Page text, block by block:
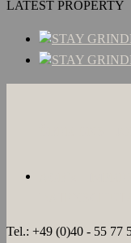
LATEST PROPERTY
STAY
STAY
Tel.: +49 (0)40 - 55 77